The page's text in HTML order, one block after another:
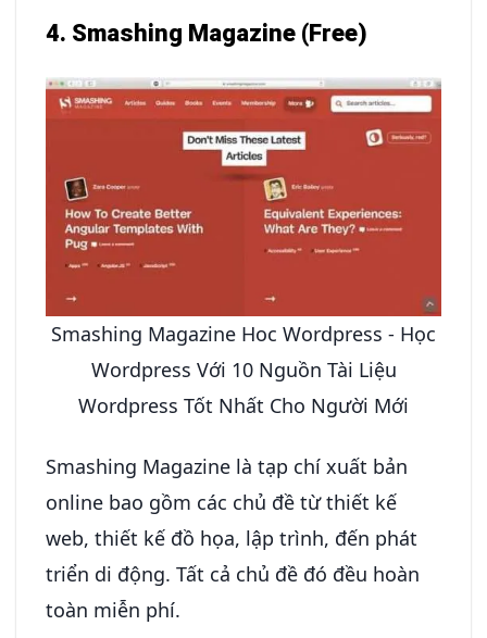
4. Smashing Magazine (Free)
Smashing Magazine Hoc Wordpress - Học
Wordpress Với 10 Nguồn Tài Liệu
Wordpress Tốt Nhất Cho Người Mới
Smashing Magazine là tạp chí xuất bản
online bao gồm các chủ đề từ thiết kế
web, thiết kế đồ họa, lập trình, đến phát
triển di động. Tất cả chủ đề đó đều hoàn
toàn miễn phí.